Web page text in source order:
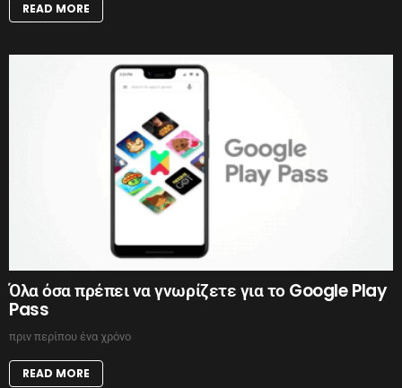
READ MORE
Όλα όσα πρέπει να γνωρίζετε για το Google Play
Pass
πριν περίπου ένα χρόνο
READ MORE